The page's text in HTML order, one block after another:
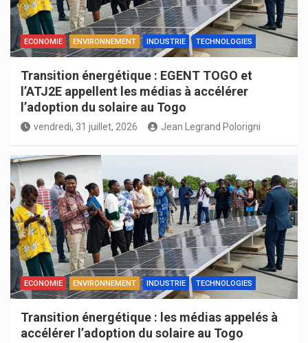
ECONOMIE ENVIRONNEMENT INDUSTRIE TECHNOLOGIES
Transition énergétique : EGENT TOGO et
l’ATJ2E appellent les médias à accélérer
l’adoption du solaire au Togo
vendredi, 31 juillet, 2026 Jean Legrand Polorigni
ECONOMIE ENVIRONNEMENT INDUSTRIE TECHNOLOGIES
Transition énergétique : les médias appelés à
accélérer l’adoption du solaire au Togo